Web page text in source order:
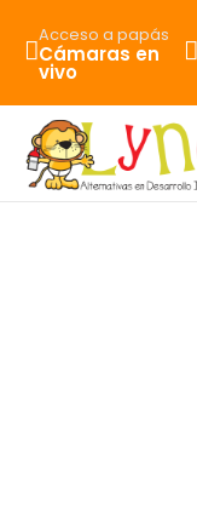
Acceso a papás
Cámaras en
vivo